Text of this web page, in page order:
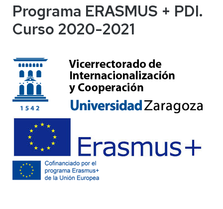
Programa ERASMUS + PDI.
Curso 2020-2021